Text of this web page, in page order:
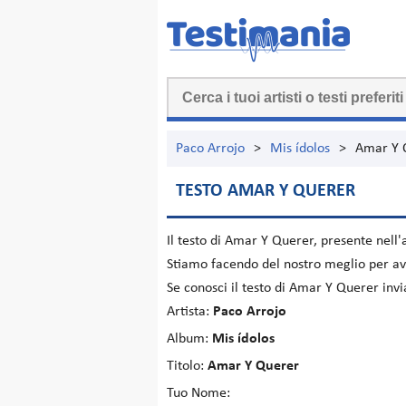
Paco Arrojo > Mis ídolos > Amar Y
TESTO AMAR Y QUERER
Il testo di Amar Y Querer, presente
Stiamo facendo del nostro meglio per
Se conosci il testo di Amar Y Querer
Artista: Paco Arrojo
Album: Mis ídolos
Titolo: Amar Y Querer
Tuo Nome: